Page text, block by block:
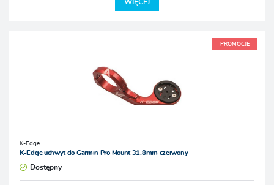
WIĘCEJ
PROMOCJE
K-Edge
K-Edge uchwyt do Garmin Pro Mount 31.8mm czerwony
Dostępny